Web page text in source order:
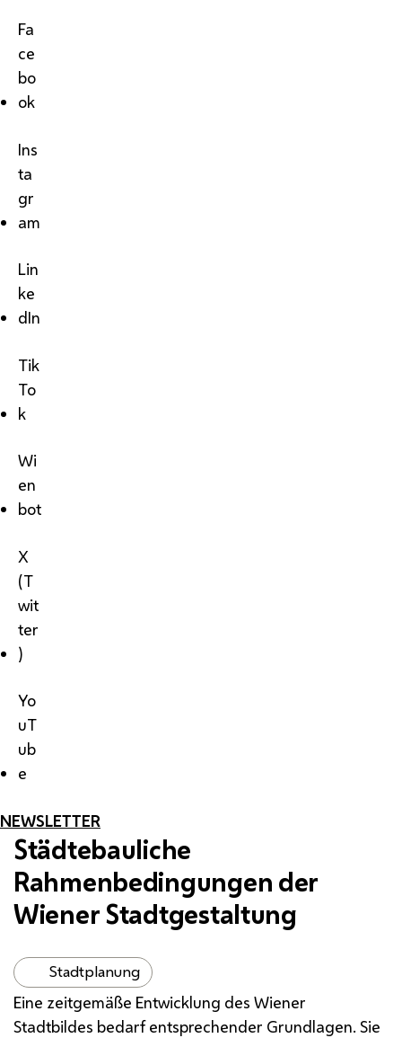
Fa
ce
bo
ok
Ins
ta
gr
am
Lin
ke
dIn
Tik
To
k
Wi
en
bot
X
(T
wit
ter
)
Yo
uT
ub
e
NEWSLETTER
Städtebauliche
Rahmenbedingungen der
Wiener Stadtgestaltung
Stadtplanung
Eine zeitgemäße Entwicklung des Wiener
Stadtbildes bedarf entsprechender Grundlagen. Sie